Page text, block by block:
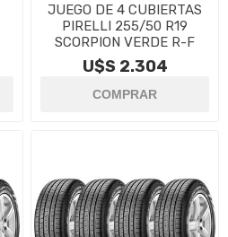
JUEGO DE 4 CUBIERTAS
PIRELLI 255/50 R19
SCORPION VERDE R-F
U$S 2.304